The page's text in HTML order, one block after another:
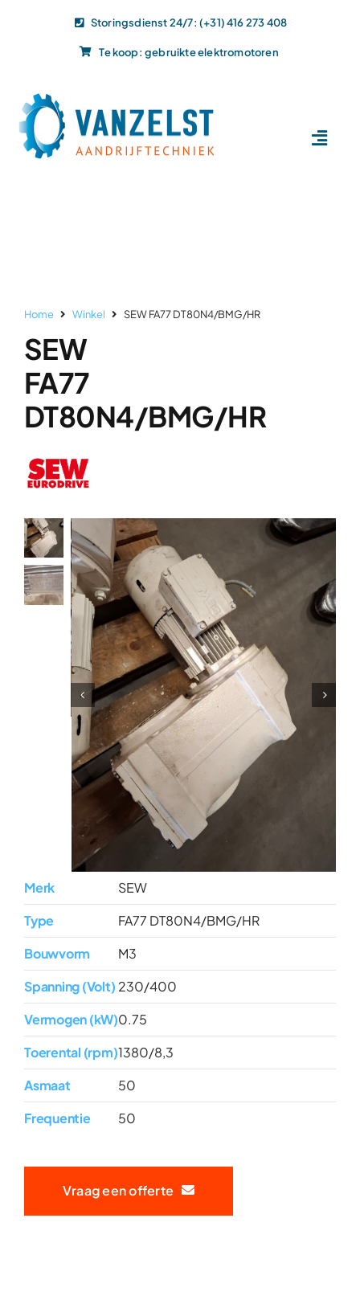
Storingsdienst 24/7: (+31) 416 273 408
Te koop: gebruikte elektromotoren
Contact
Home Winkel SEW FA77 DT80N4/BMG/HR
SEW
FA77
DT80N4/BMG/HR
Merk
SEW
Type
FA77 DT80N4/BMG/HR
Bouwvorm
M3
Spanning (Volt) 230/400
Vermogen (kW)0.75
Toerental (rpm)1380/8,3
Asmaat
50
Frequentie
50
Vraag een offerte